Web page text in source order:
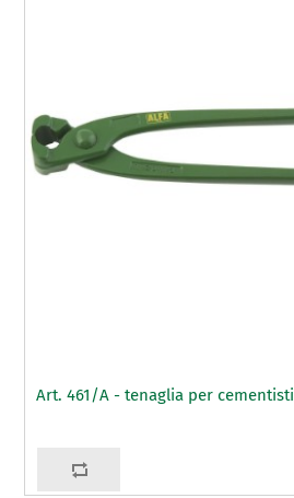
Art. 461/A - tenaglia per cementisti